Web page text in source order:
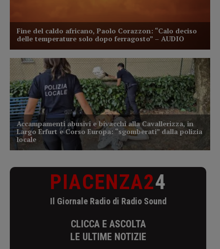
PIACENZA24
Il Giornale Radio di Radio Sound
CLICCA E ASCOLTA
LE ULTIME NOTIZIE